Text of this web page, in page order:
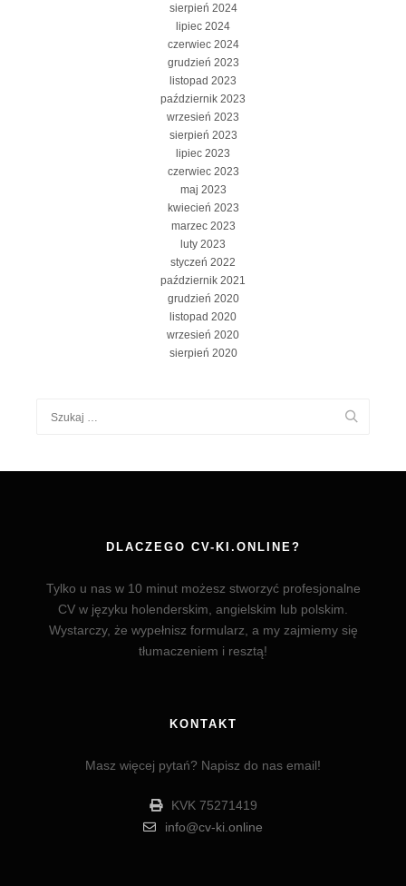
sierpień 2024
lipiec 2024
czerwiec 2024
grudzień 2023
listopad 2023
październik 2023
wrzesień 2023
sierpień 2023
lipiec 2023
czerwiec 2023
maj 2023
kwiecień 2023
marzec 2023
luty 2023
styczeń 2022
październik 2021
grudzień 2020
listopad 2020
wrzesień 2020
sierpień 2020
DLACZEGO CV-KI.ONLINE?
Tylko u nas w 10 minut możesz stworzyć profesjonalne
CV w języku holenderskim, angielskim lub polskim.
Wystarczy, że wypełnisz formularz, a my zajmiemy się
tłumaczeniem i resztą!
KONTAKT
Masz więcej pytań? Napisz do nas email!
KVK 75271419
info@cv-ki.online